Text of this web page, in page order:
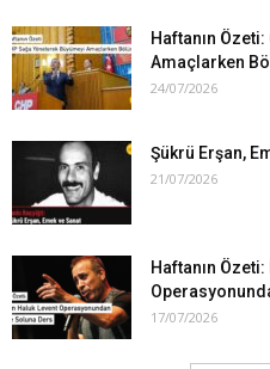
Haftanın
Amaçlarken
24/07/2026
Şükrü Erşan,
21/07/2026
Haftanın
17/07/2026